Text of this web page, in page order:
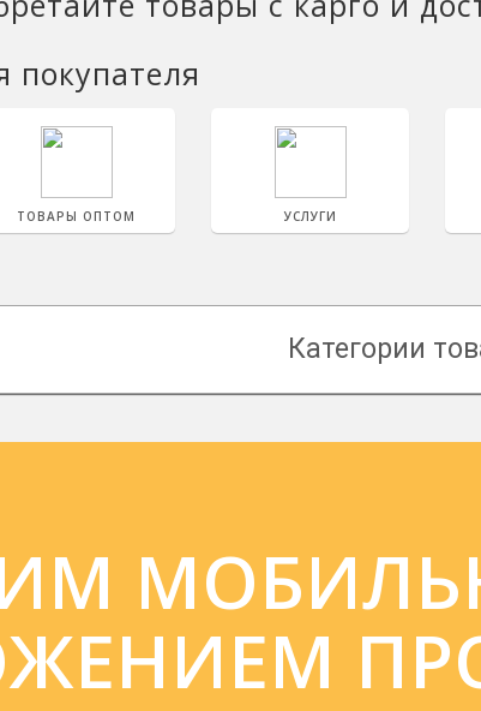
покупателя
ТОВАРЫ ОПТОМ УСЛУГИ
Категории